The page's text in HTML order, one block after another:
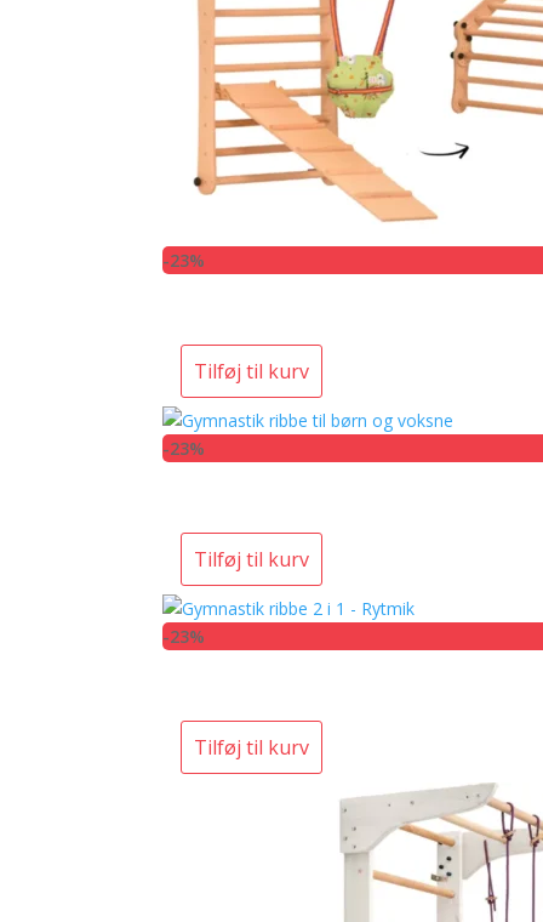
-23%
Tilføj til kurv
-23%
Tilføj til kurv
-23%
Tilføj til kurv